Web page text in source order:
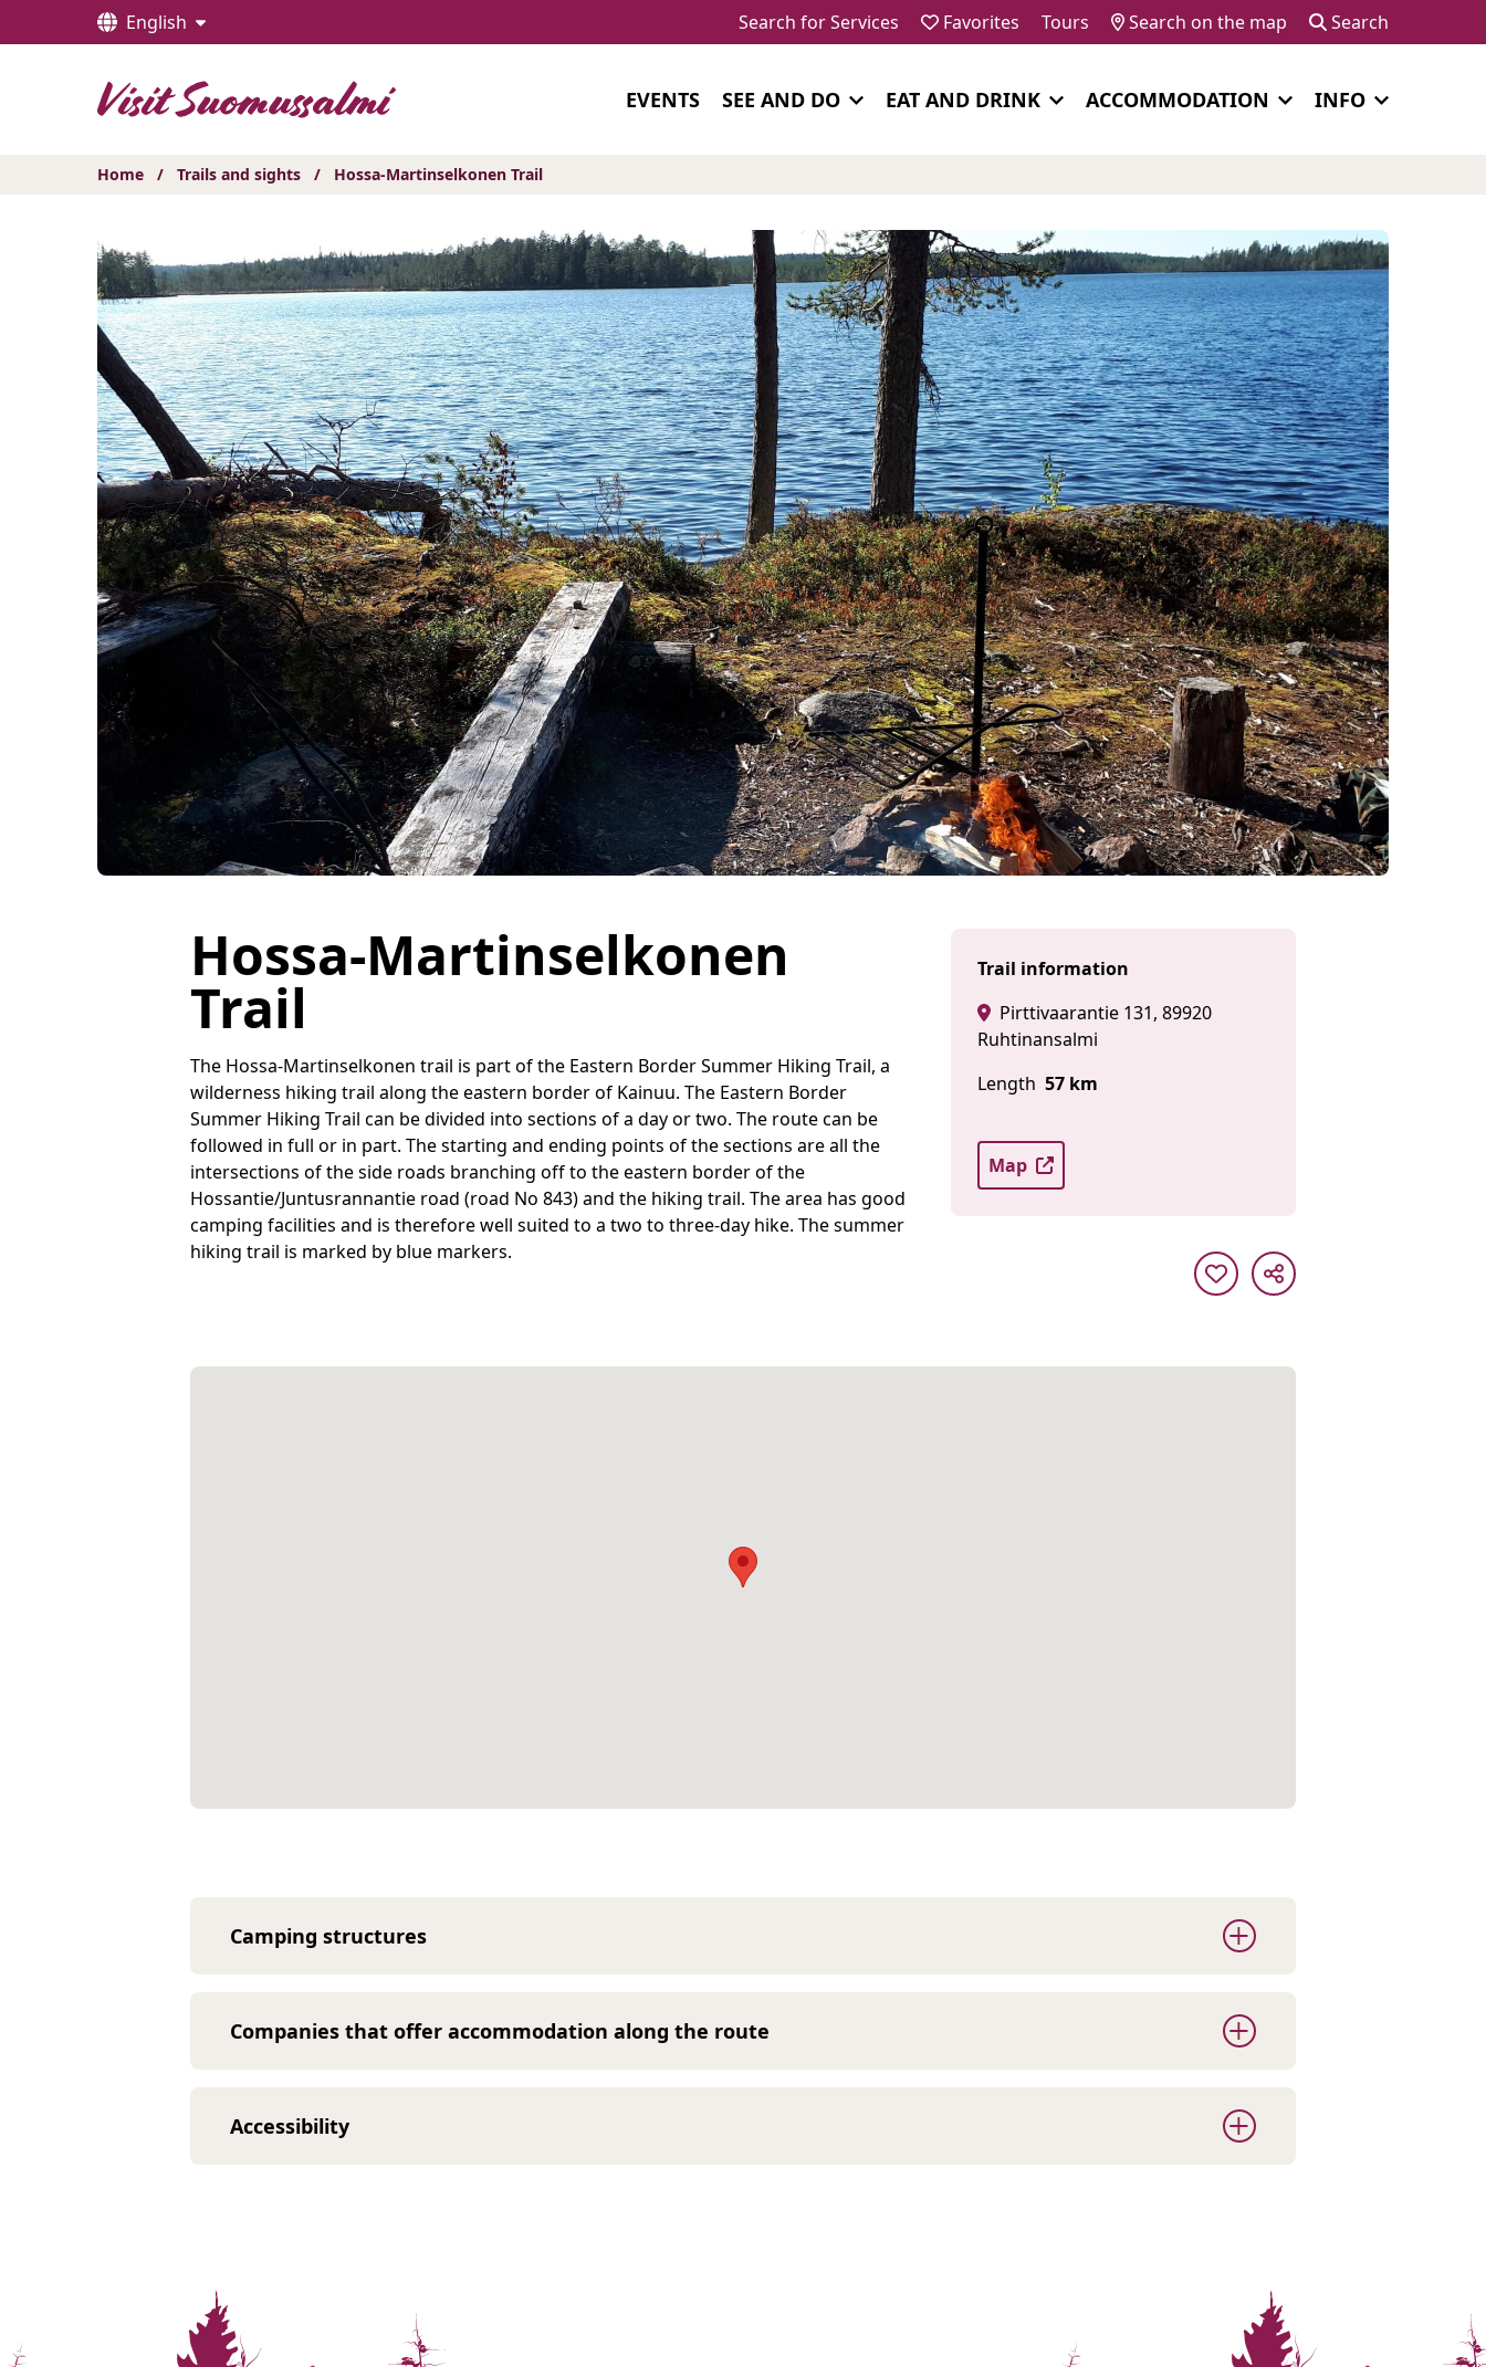
sisältöön
English Search for Services Favorites Tours Search on the map Search
EVENTS SEE AND DO EAT AND DRINK ACCOMMODATION INFO
Home / Trails and sights / Hossa-Martinselkonen Trail
Hossa-Martinselkonen
Trail
The Hossa-Martinselkonen trail is part of the Eastern Border Summer Hiking Trail, a
wilderness hiking trail along the eastern border of Kainuu. The Eastern Border
Summer Hiking Trail can be divided into sections of a day or two. The route can be
followed in full or in part. The starting and ending points of the sections are all the
intersections of the side roads branching off to the eastern border of the
Hossantie/Juntusrannantie road (road No 843) and the hiking trail. The area has good
camping facilities and is therefore well suited to a two to three-day hike. The summer
hiking trail is marked by blue markers.
Trail information
Pirttivaarantie 131, 89920
Ruhtinansalmi
Length 57 km
Map
Camping structures
Companies that offer accommodation along the route
Accessibility